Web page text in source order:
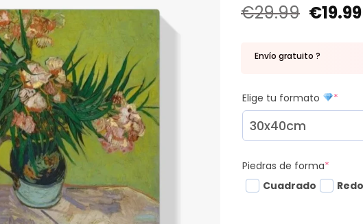
€29.99 €19.99
Envío gratuito ?
Elige tu formato *
Piedras de forma*
Cuadrado